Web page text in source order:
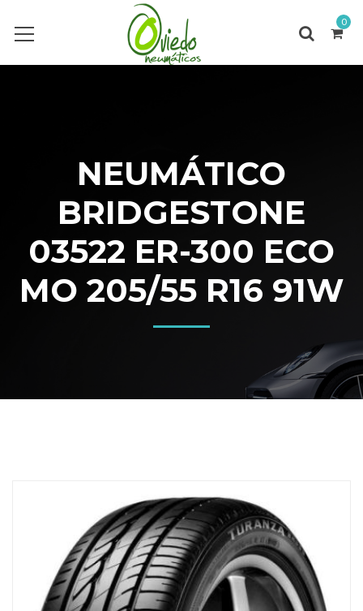
0
NEUMÁTICO
BRIDGESTONE
03522 ER-300 ECO
MO 205/55 R16 91W